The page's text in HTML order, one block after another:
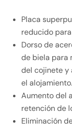
Placa
reducido
Dorso de
de biela para
del cojinete y
el alojamiento.
Aumento del
retención de
Eliminación